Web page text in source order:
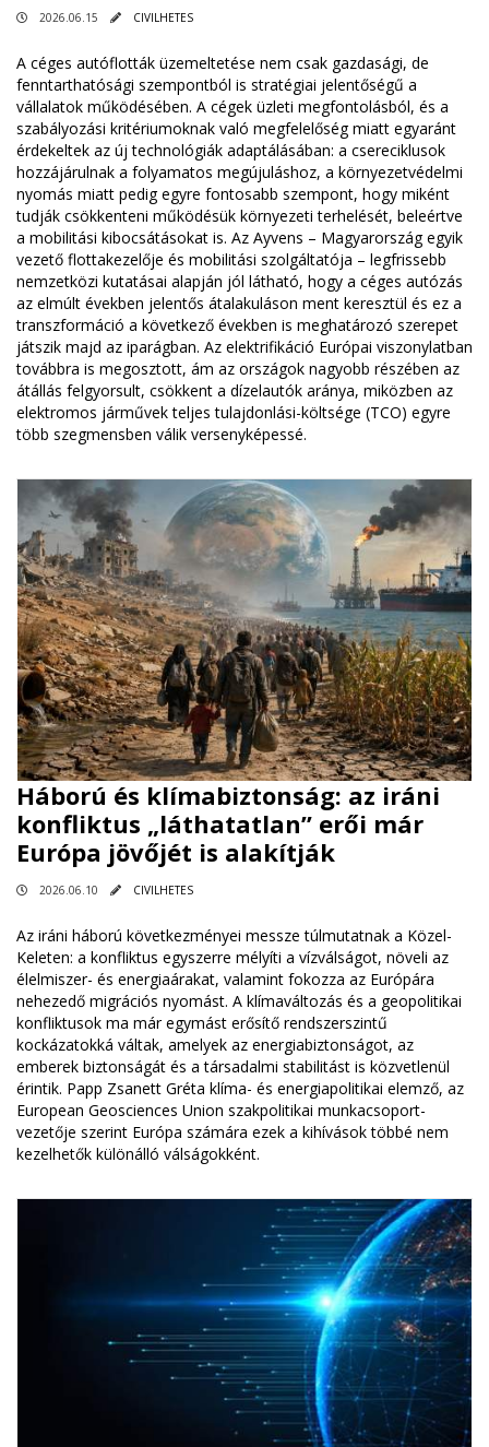
2026.06.15 CIVILHETES
A céges autóflották üzemeltetése nem csak gazdasági, de
fenntarthatósági szempontból is stratégiai jelentőségű a
vállalatok működésében. A cégek üzleti megfontolásból, és a
szabályozási kritériumoknak való megfelelőség miatt egyaránt
érdekeltek az új technológiák adaptálásában: a csereciklusok
hozzájárulnak a folyamatos megújuláshoz, a környezetvédelmi
nyomás miatt pedig egyre fontosabb szempont, hogy miként
tudják csökkenteni működésük környezeti terhelését, beleértve
a mobilitási kibocsátásokat is. Az Ayvens – Magyarország egyik
vezető flottakezelője és mobilitási szolgáltatója – legfrissebb
nemzetközi kutatásai alapján jól látható, hogy a céges autózás
az elmúlt években jelentős átalakuláson ment keresztül és ez a
transzformáció a következő években is meghatározó szerepet
játszik majd az iparágban. Az elektrifikáció Európai viszonylatban
továbbra is megosztott, ám az országok nagyobb részében az
átállás felgyorsult, csökkent a dízelautók aránya, miközben az
elektromos járművek teljes tulajdonlási-költsége (TCO) egyre
több szegmensben válik versenyképessé.
Háború és klímabiztonság: az iráni
konfliktus „láthatatlan” erői már
Európa jövőjét is alakítják
2026.06.10 CIVILHETES
Az iráni háború következményei messze túlmutatnak a Közel-
Keleten: a konfliktus egyszerre mélyíti a vízválságot, növeli az
élelmiszer- és energiaárakat, valamint fokozza az Európára
nehezedő migrációs nyomást. A klímaváltozás és a geopolitikai
konfliktusok ma már egymást erősítő rendszerszintű
kockázatokká váltak, amelyek az energiabiztonságot, az
emberek biztonságát és a társadalmi stabilitást is közvetlenül
érintik. Papp Zsanett Gréta klíma- és energiapolitikai elemző, az
European Geosciences Union szakpolitikai munkacsoport-
vezetője szerint Európa számára ezek a kihívások többé nem
kezelhetők különálló válságokként.